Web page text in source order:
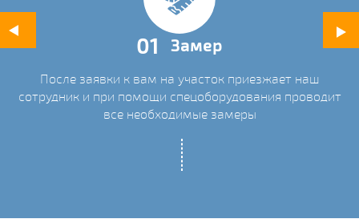
01 Замер
После заявки к вам на участок приезжает наш
сотрудник и при помощи спецоборудования проводит
все необходимые замеры